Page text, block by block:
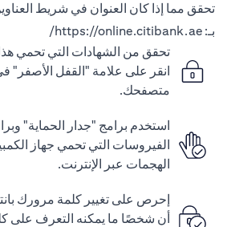
تحقق مما إذا كان العنوان في شريط
بـ: https://online.citibank.ae/
تحقق من الشهادات التي تحمي هذا
انقر على علامة "القفل
متصفحك.
استخدم برامج "جدار الحماية"
الفيروسات التي تحمي جهاز
الهجمات عبر الإنترنت.
إحرص على تغيير كلمة مرورك
أن شخصًا ما يمكنه التعرف على